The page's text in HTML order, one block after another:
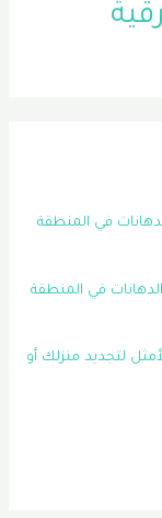
في المنطقة
في المنطقة
لتجديد منزلك أو